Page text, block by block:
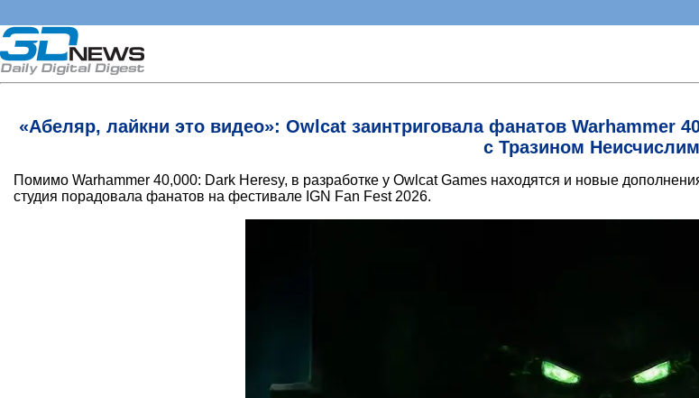
«Абеляр, лайкни это видео»: Owlcat заинтриговала фанатов Warhammer
с Тразином
Помимо Warhammer 40,000: Dark Heresy, в разработке у Owlcat Games находятся и новые
студия порадовала фанатов на фестивале IGN Fan Fest 2026.